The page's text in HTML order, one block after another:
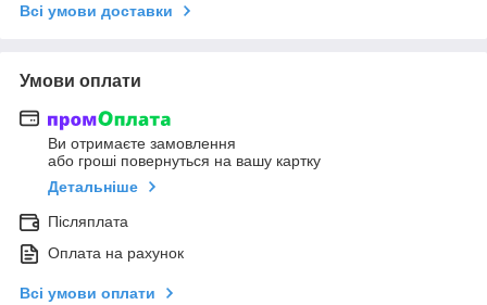
Всі умови доставки
Умови оплати
Ви отримаєте замовлення
або гроші повернуться на вашу картку
Детальніше
Післяплата
Оплата на рахунок
Всі умови оплати